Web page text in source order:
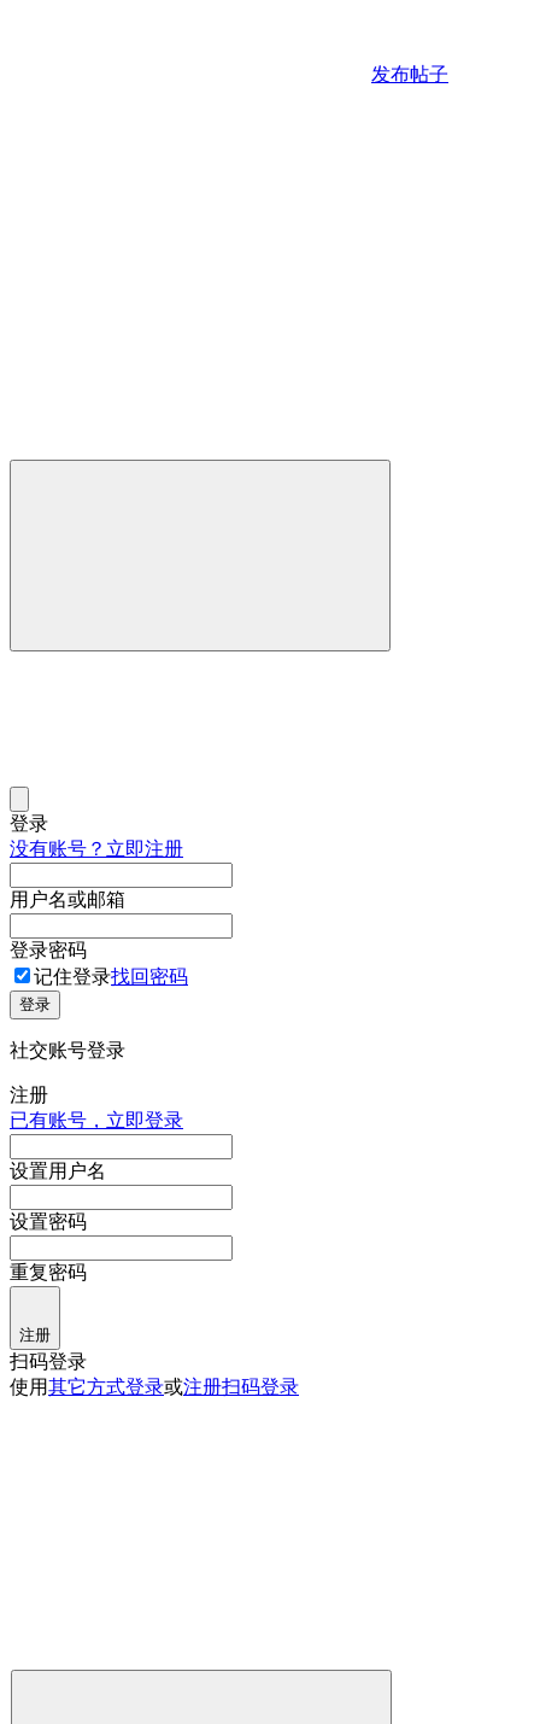
发布帖子
登录
没有账号？立即注册
用户名或邮箱
登录密码
记住登录找回密码
登录
社交账号登录
注册
已有账号，立即登录
设置用户名
设置密码
重复密码
注册
扫码登录
使用其它方式登录或注册扫码登录